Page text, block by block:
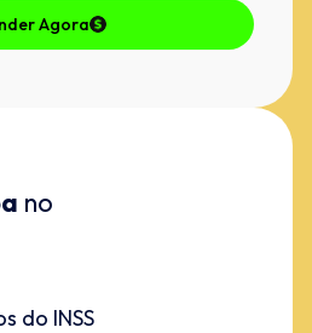
Agora
no
do INSS